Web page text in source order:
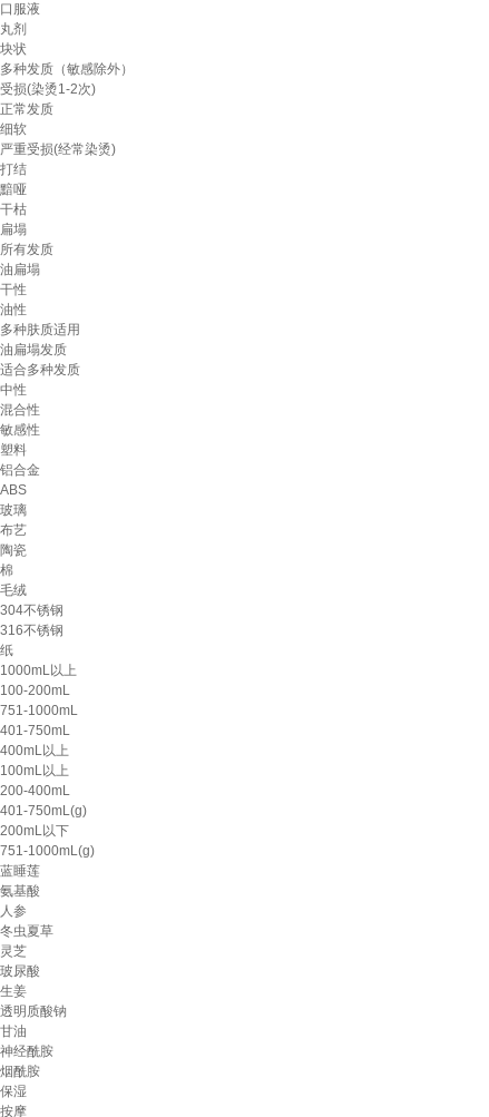
口服液
丸剂
块状
多种发质（敏感除外）
受损(染烫1-2次)
正常发质
细软
严重受损(经常染烫)
打结
黯哑
干枯
扁塌
所有发质
油扁塌
干性
油性
多种肤质适用
油扁塌发质
适合多种发质
中性
混合性
敏感性
塑料
铝合金
ABS
玻璃
布艺
陶瓷
棉
毛绒
304不锈钢
316不锈钢
纸
1000mL以上
100-200mL
751-1000mL
401-750mL
400mL以上
100mL以上
200-400mL
401-750mL(g)
200mL以下
751-1000mL(g)
蓝睡莲
氨基酸
人参
冬虫夏草
灵芝
玻尿酸
生姜
透明质酸钠
甘油
神经酰胺
烟酰胺
保湿
按摩